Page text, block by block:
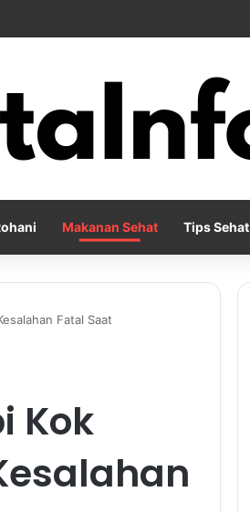
Makanan Sehat Tips Sehat
Fatal Saat
Kok